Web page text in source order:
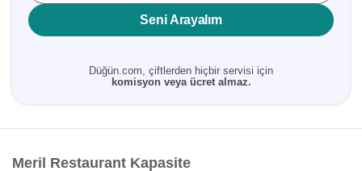
Seni Arayalım
Düğün.com, çiftlerden hiçbir servisi için
komisyon veya ücret almaz.
Meril Restaurant Kapasite